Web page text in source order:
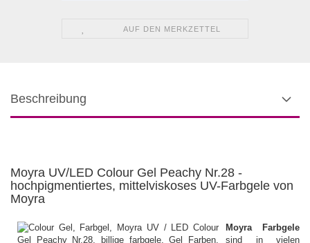
AUF DEN MERKZETTEL
Beschreibung
Moyra UV/LED Colour Gel Peachy Nr.28 -
hochpigmentiertes, mittelviskoses UV-Farbgele von
Moyra
Moyra Farbgele
sind in vielen